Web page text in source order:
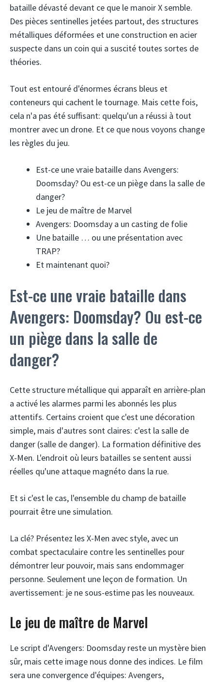
bataille dévasté devant ce que le manoir X semble.
Des pièces sentinelles jetées partout, des structures
métalliques déformées et une construction en acier
suspecte dans un coin qui a suscité toutes sortes de
théories.
Tout est entouré d'énormes écrans bleus et
conteneurs qui cachent le tournage. Mais cette fois,
cela n'a pas été suffisant: quelqu'un a réussi à tout
montrer avec un drone. Et ce que nous voyons change
les règles du jeu.
Est-ce une vraie bataille dans Avengers:
Doomsday? Ou est-ce un piège dans la salle de
danger?
Le jeu de maître de Marvel
Avengers: Doomsday a un casting de folie
Une bataille … ou une présentation avec
TRAP?
Et maintenant quoi?
Est-ce une vraie bataille dans
Avengers: Doomsday? Ou est-ce
un piège dans la salle de
danger?
Cette structure métallique qui apparaît en arrière-plan
a activé les alarmes parmi les abonnés les plus
attentifs. Certains croient que c'est une décoration
simple, mais d'autres sont claires: c'est la salle de
danger (salle de danger). La formation définitive des
X-Men. L'endroit où leurs batailles se sentent aussi
réelles qu'une attaque magnéto dans la rue.
Et si c'est le cas, l'ensemble du champ de bataille
pourrait être une simulation.
La clé? Présentez les X-Men avec style, avec un
combat spectaculaire contre les sentinelles pour
démontrer leur pouvoir, mais sans endommager
personne. Seulement une leçon de formation. Un
avertissement: je ne sous-estime pas les nouveaux.
Le jeu de maître de Marvel
Le script d'Avengers: Doomsday reste un mystère bien
sûr, mais cette image nous donne des indices. Le film
sera une convergence d'équipes: Avengers,